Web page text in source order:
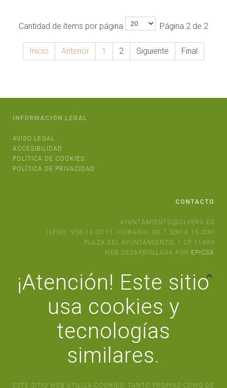
Cantidad de ítems por página Página 2 de 2
Inicio Anterior 1 2 Siguiente Final
INFORMACIÓN LEGAL
AVISO LEGAL
ACCESIBILIDAD
POLÍTICA DE COOKIES
POLÍTICA DE PRIVACIDAD
CONTACTO
AYUNTAMIENTO@OLVERA.ES
TLFNO: 956 13 00 11. HORARIO: DE 7,30H A 15,00H
PLAZA DEL AYUNTAMIENTO, 1 CP 11690
WEB DESARROLLADA POR EPICSA
¡Atención! Este sitio
usa cookies y
tecnologías
similares.
ESTE SITIO WEB UTILIZA COOKIES, TANTO PROPIAS COMO DE